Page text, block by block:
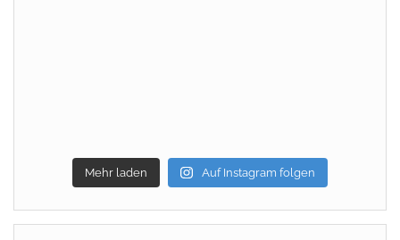
Mehr laden Auf Instagram folgen